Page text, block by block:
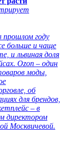
прошлом году
больше и чаще
и львиная доля
Ozon – один
моды,
об
для брендов,
– в
директором
Москвичевой.